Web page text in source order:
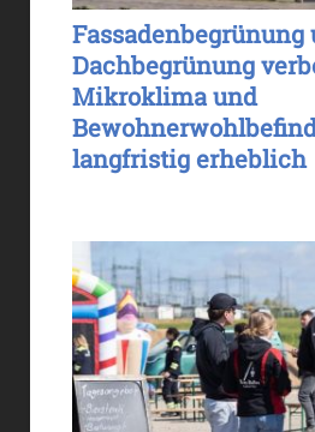
Fassadenbegrünung
Dachbegrünung
Mikroklima und
langfristig erheblich